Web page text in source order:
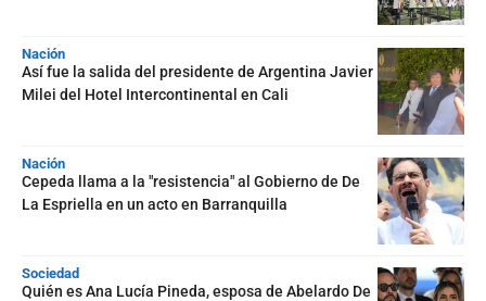
Nación
Así fue la salida del presidente de Argentina Javier
Milei del Hotel Intercontinental en Cali
Nación
Cepeda llama a la "resistencia" al Gobierno de De
La Espriella en un acto en Barranquilla
Sociedad
Quién es Ana Lucía Pineda, esposa de Abelardo De